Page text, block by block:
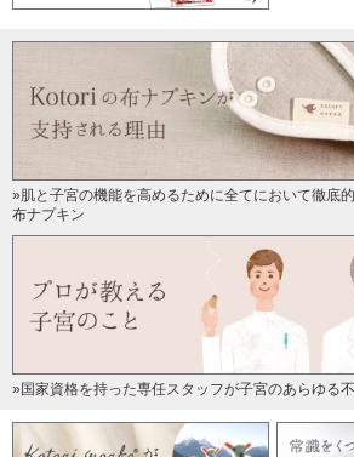
»肌と子宮の機能を高めるために全てにおいて徹底
布ナプキン
»国家資格を持った専任スタッフが子宮のあらゆる